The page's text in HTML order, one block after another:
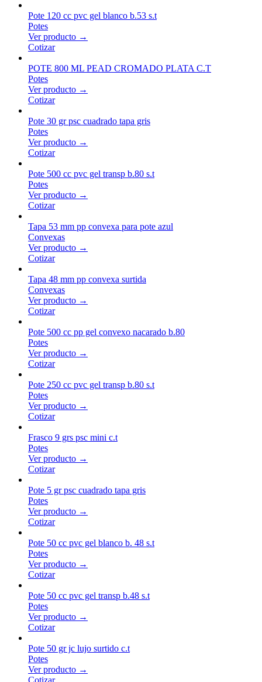
Pote 120 cc pvc gel blanco b.53 s.t
Potes
Ver producto →
Cotizar
POTE 800 ML PEAD CROMADO PLATA C.T
Potes
Ver producto →
Cotizar
Pote 30 gr psc cuadrado tapa gris
Potes
Ver producto →
Cotizar
Pote 500 cc pvc gel transp b.80 s.t
Potes
Ver producto →
Cotizar
Tapa 53 mm pp convexa para pote azul
Convexas
Ver producto →
Cotizar
Tapa 48 mm pp convexa surtida
Convexas
Ver producto →
Cotizar
Pote 500 cc pp gel convexo nacarado b.80
Potes
Ver producto →
Cotizar
Pote 250 cc pvc gel transp b.80 s.t
Potes
Ver producto →
Cotizar
Frasco 9 grs psc mini c.t
Potes
Ver producto →
Cotizar
Pote 5 gr psc cuadrado tapa gris
Potes
Ver producto →
Cotizar
Pote 50 cc pvc gel blanco b. 48 s.t
Potes
Ver producto →
Cotizar
Pote 50 cc pvc gel transp b.48 s.t
Potes
Ver producto →
Cotizar
Pote 50 gr jc lujo surtido c.t
Potes
Ver producto →
Cotizar